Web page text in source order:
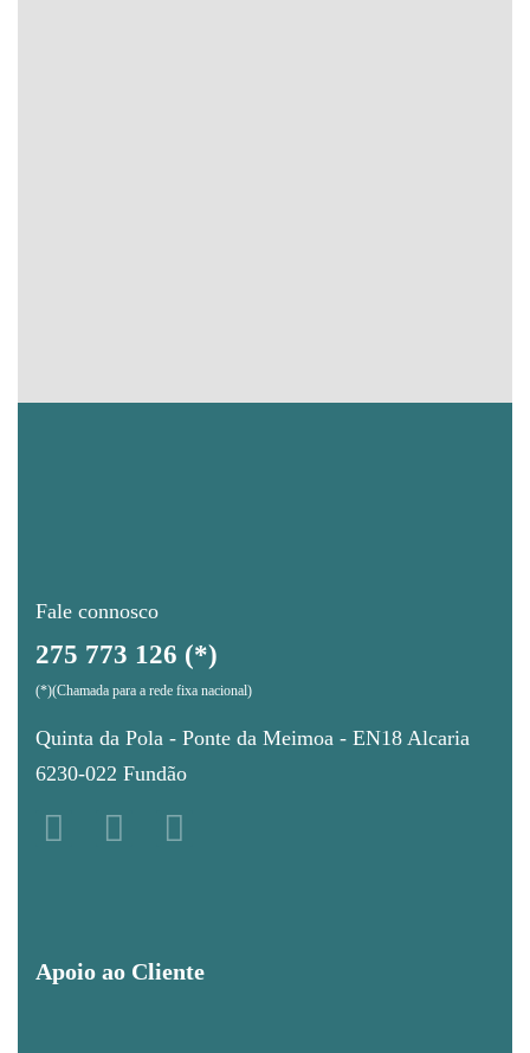
Fale connosco
275 773 126 (*)
(*)(Chamada para a rede fixa nacional)
Quinta da Pola - Ponte da Meimoa - EN18 Alcaria
6230-022 Fundão
Apoio ao Cliente